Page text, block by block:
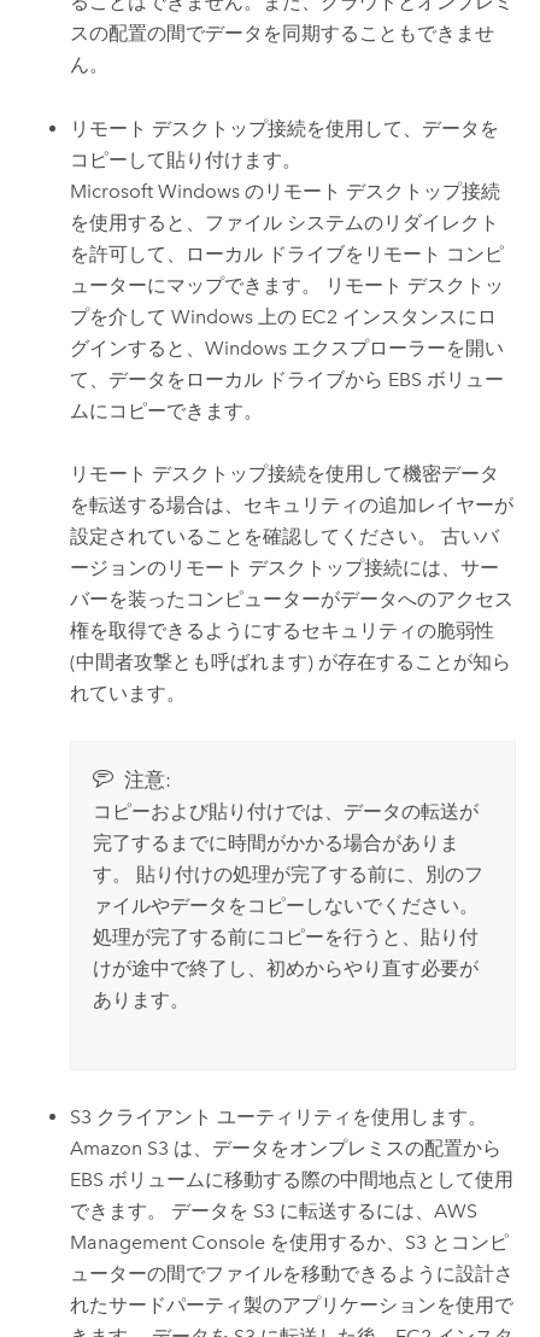
スの配置の間でデータを同期することもできませ
ん。
リモート デスクトップ接続を使用して、データを
コピーして貼り付けます。
Microsoft Windows のリモート デスクトップ接続
を使用すると、ファイル システムのリダイレクト
を許可して、ローカル ドライブをリモート コンピ
ューターにマップできます。 リモート デスクトッ
プを介してWindows 上の EC2 インスタンスにロ
グインすると、Windows エクスプローラーを開い
て、データをローカル ドライブから EBS ボリュー
ムにコピーできます。
リモート デスクトップ接続を使用して機密データ
を転送する場合は、セキュリティの追加レイヤーが
設定されていることを確認してください。 古いバ
ージョンのリモート デスクトップ接続には、サー
バーを装ったコンピューターがデータへのアクセス
権を取得できるようにするセキュリティの脆弱性
(中間者攻撃とも呼ばれます) が存在することが知ら
れています。
注意:
コピーおよび貼り付けでは、データの転送が
完了するまでに時間がかかる場合がありま
す。 貼り付けの処理が完了する前に、別のフ
ァイルやデータをコピーしないでください。
処理が完了する前にコピーを行うと、貼り付
けが途中で終了し、初めからやり直す必要が
あります。
S3 クライアント ユーティリティを使用します。
Amazon S3 は、データをオンプレミスの配置から
EBS ボリュームに移動する際の中間地点として使用
できます。 データを S3 に転送するには、AWS
Management Console を使用するか、 S3 とコンピ
ューターの間でファイルを移動できるように設計さ
れたサードパーティ製のアプリケーションを使用で